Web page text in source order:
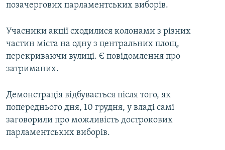
позачергових парламентських виборів.
Учасники акції сходилися колонами з різних
частин міста на одну з центральних площ,
перекриваючи вулиці. Є повідомлення про
затриманих.
Демонстрація відбувається після того, як
попереднього дня, 10 грудня, у владі самі
заговорили про можливість дострокових
парламентських виборів.